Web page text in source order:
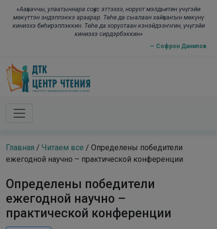
«Ааҕааччы, улаатыннара соҕус эттэххэ, норуот мэлдьитин үчүгэйи
мөкүттэн эндэппэккэ араарар. Төһө да сыалаан хайҕааҥын мөкүнү
киниэхэ биһирэппэккин. Төһө да хоруотаан кэнэйдээҥҥин, үчүгэйи
киниэхэ сирдэрбэккин»
— Софрон Данилов
Skip to main content
Главная / Читаем все / Определены победители
ежегодной научно – практической конференции
Определены победители
ежегодной научно –
практической конференции